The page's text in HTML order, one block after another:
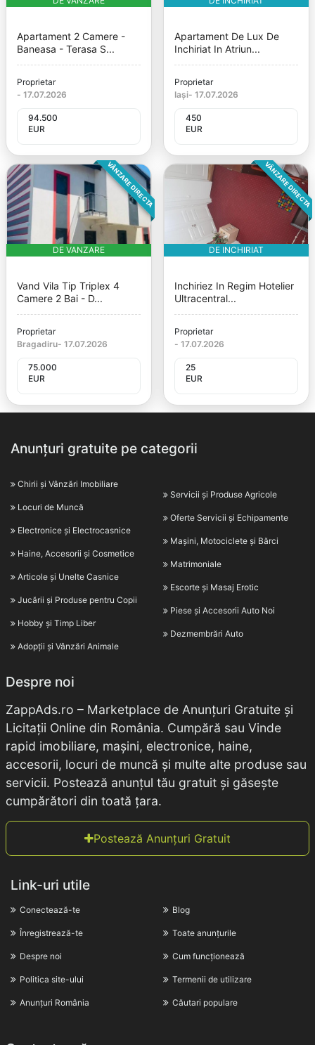
Apartament 2 Camere -
Baneasa - Terasa S...
Proprietar
- 17.07.2026
94.500
EUR
Apartament De Lux De
Inchiriat In Atriun...
Proprietar
Iași- 17.07.2026
450
EUR
VÂNZARE DIRECTA
DE VANZARE
Vand Vila Tip Triplex 4
Camere 2 Bai - D...
Proprietar
Bragadiru- 17.07.2026
75.000
EUR
VÂNZARE DIRECTA
DE INCHIRIAT
Inchiriez In Regim Hotelier
Ultracentral...
Proprietar
- 17.07.2026
25
EUR
Anunțuri gratuite pe categorii
Chirii și Vânzări Imobiliare
Locuri de Muncă
Electronice și Electrocasnice
Haine, Accesorii și Cosmetice
Articole și Unelte Casnice
Jucării și Produse pentru Copii
Hobby și Timp Liber
Adopții și Vânzări Animale
Servicii și Produse Agricole
Oferte Servicii și Echipamente
Mașini, Motociclete și Bărci
Matrimoniale
Escorte și Masaj Erotic
Piese și Accesorii Auto Noi
Dezmembrări Auto
Despre noi
ZappAds.ro – Marketplace de Anunțuri Gratuite și
Licitații Online din România. Cumpără sau Vinde
rapid imobiliare, mașini, electronice, haine,
accesorii, locuri de muncă și multe alte produse sau
servicii. Postează anunțul tău gratuit și găsește
cumpărători din toată țara.
Postează Anunțuri Gratuit
Link-uri utile
Conectează-te
Înregistrează-te
Despre noi
Politica site-ului
Anunțuri România
Blog
Toate anunțurile
Cum funcționează
Termenii de utilizare
Căutari populare